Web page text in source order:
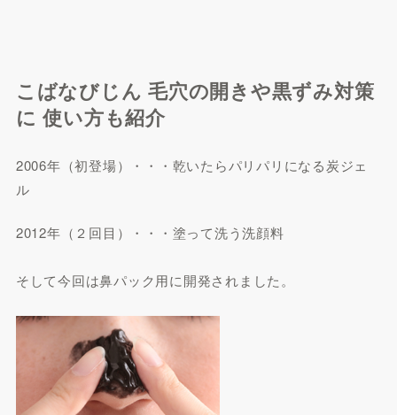
こばなびじん 毛穴の開きや黒ずみ対策
に 使い方も紹介
2006年（初登場）・・・乾いたらパリパリになる炭ジェ
ル
2012年（２回目）・・・塗って洗う洗顔料
そして今回は鼻パック用に開発されました。